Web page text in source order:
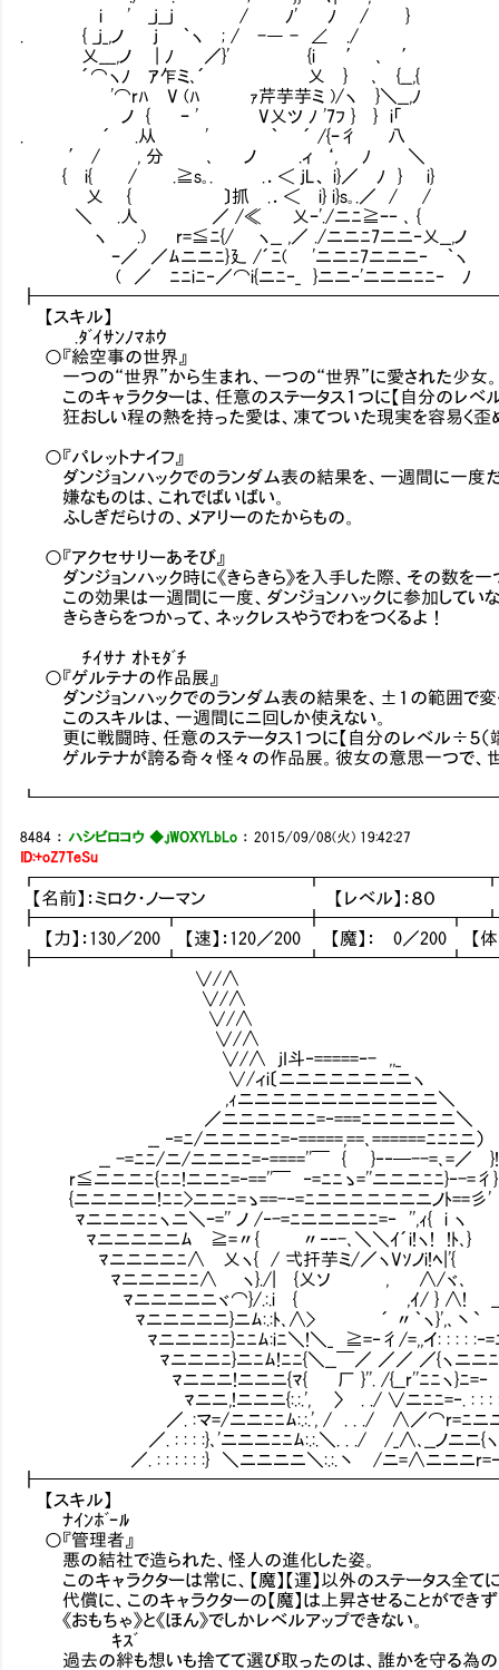
i ' _j__j / ﾉ' ﾉ / }
. { _j_,ノ jⅥ ｀ヽ ; / -― - ∠ ./
乂___,ノ | ﾉ ／}' {i ′ ､ ′
´⌒ヽﾉ ｱ乍ミ､´ 乂 } ､ {__,{
'⌒rﾊ V (ﾊ ｧ芹芋芋ミ )/ヽ }＼__,ﾉ
ノ { ｰ ' V乂ツ ﾉ '7ﾌ } } i「
. ´ .从 ' ｀ ´ /{ｰ彳 八
′ / , 分 ､ ノ .ィ ‘, ﾉ ＼
{ i{ / .≧s｡. .．＜ jL、 i}／ ﾉ } i}
乂 { 〕抓 .．＜ i} i}s｡.／ / /
＼ .人 ／ /≪ 乂ｰ'./ニﾆ≧ｰ‐ ､ {
ヽ .) r=≦ﾆ{/ ヽ__ ,／ ./ニニﾆ7ニニ‐乂__,ノ
ｰ／ ／ﾑニニﾆ}廴 /´ﾆ( 'ニニﾆ7ニニニ‐ ｀ヽ
( ／ ﾆﾆiﾆ‐／⌒i{ニﾆ‐_ }ニニ‐'ニニニﾆﾆ‐ ﾉ
【スキル】
.ﾀﾞｲｻﾝﾉﾏﾎｳ
○『絵空事の世界』
一つの“世界”から生まれ、一つの“世界”に愛された少女
このキャラクターは、任意のステータス１つに【自分のレベ
狂おしい程の熱を持った愛は、凍てついた現実を容易く歪
○『パレットナイフ』
ダンジョンハックでのランダム表の結果を、一週間に一度だ
嫌なものは、これでばいばい。
ふしぎだらけの、メアリーのたからもの。
○『アクセサリーあそび』
ダンジョンハック時に《きらきら》を入手した際、その数を一
この効果は一週間に一度、ダンジョンハックに参加していな
きらきらをつかって、ネックレスやうでわをつくるよ！
ﾁｲｻﾅ ｵﾄﾓﾀﾞﾁ
○『ゲルテナの作品展』
ダンジョンハックでのランダム表の結果を、±１の範囲で変
このスキルは、一週間にニ回しか使えない。
更に戦闘時、任意のステータス１つに【自分のレベル÷５（端
ゲルテナが誇る奇々怪々の作品展。彼女の意思一つで、
8484 ： ハシビロコウ ◆.jWOXYLbLo ：2015/09/08(火) 19:42:27
ID:+oZ7TeSu
【名前】：ミロク・ノーマン 【レベル】：８０ 【ア
【力】：130／200 【速】：120／200 【魔】： 0／200 【体
∨/∧
∨/∧
∨/∧
∨/∧
∨/∧ jI斗‐=====‐- ,,_
∨/ィi〔ニニニニニニニニヽ
,ｨニニニニニニニニニニニニ＼
／ニニニニニﾆ=‐===ﾆニニニニニ＼
__ ‐=ﾆ/ニニニニﾆ=‐=====,==､======ﾆﾆﾆニ）
__ -=ﾆﾆ/ニ/ニニニﾆ=‐====''￣ { }‐‐─--=､=／ }!
r≦ニニニﾆ{ﾆﾆ!ニニﾆ=‐==''￣ ‐=ﾆﾆゝ=''ニニニﾆﾆ}‐-=彳}
{ニニニニニ!ﾆﾆ>ニニﾆ=ゝ==-‐=ﾆニニニニニニニノﾄ==彡'
ﾏニニニﾆﾆヽニ＼ｰ='' ノ /‐-=ﾆニニニニﾆ=‐ '',ｨ{ i ヽ
ﾏニニニニニﾑ ≧=〃{ 〃‐‐-､＼＼ｲ´i!ヽ! !ﾄ､}
ﾏニニニニﾆ∧ 乂ヽ{ / 弌扞芋ミ/／ヽVｿノi!ﾍ|'{
ﾏニニニニﾆ∧ ヽ}./| {乂ソ , ∧/ヾ､
ﾏニニニニニヾ⌒}/.:.i { ,ｲ/ } ∧!
ﾏニニニニニ}ニﾑ:.:ﾄ､∧> ´ 〃｀ヽ}',､丶`
ﾏニニニﾆﾆ}ﾆﾆﾑ:iﾆ＼!＼_ ≧=‐彳/=,,イ: : : : :‐=ﾆ
ﾏニニニﾆ}ニﾆﾑ!ﾆﾆ{＼__￣／ ／／ ／{ヽニニﾆﾆ
ﾏニニニ!ニニニ{ﾏ{ 厂 }''. /{__r''ﾆﾆヽ}ﾆ=‐ ﾞｰ
ﾏニニ,!ニニニ{:.:.', 〉 . ./ ∨ニﾆﾆ=‐. : : : :‐=
／. :マ=/ニニﾆﾆﾑ:.:.', / . . ./ ∧／⌒r=ﾆニニニ
／. : : : :}､'ニニニﾆﾆﾑ:.:.＼. . ./ /_∧､__ノニニ{ヽﾆ
／. : : : : : :} ＼ニニニニ＼:.:.丶 /ニ=∧ニニニr=‐. :
【スキル】
ﾅｲﾝﾎﾞｰﾙ
○『管理者』
悪の結社で造られた、怪人の進化した姿。
このキャラクターは常に、【魔】【運】以外のステータス全てに
代償に、このキャラクターの【魔】は上昇させることができず
《おもちゃ》と《ほん》でしかレベルアップできない。
ｷｽﾞ ｱｸ
過去の絆も想いも捨てて選び取ったのは、誰かを守る為の